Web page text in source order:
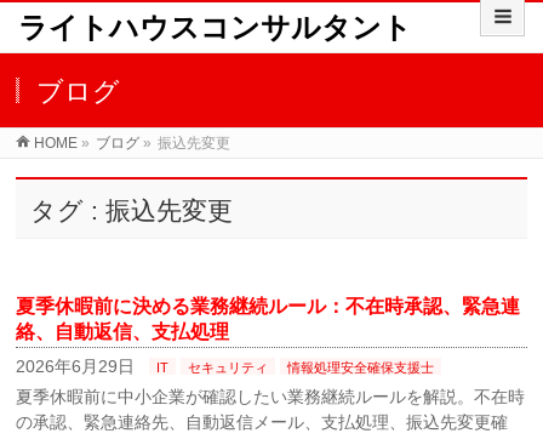
ライトハウスコンサルタント
ブログ
HOME » ブログ » 振込先変更
タグ : 振込先変更
夏季休暇前に決める業務継続ルール：不在時承認、緊急連
絡、自動返信、支払処理
2026年6月29日 IT セキュリティ 情報処理安全確保支援士
夏季休暇前に中小企業が確認したい業務継続ルールを解説。不在時
の承認、緊急連絡先、自動返信メール、支払処理、振込先変更確